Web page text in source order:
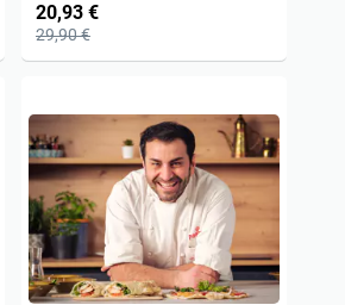
20,93 €
29,90 €